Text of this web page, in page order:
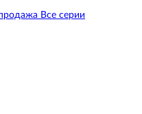
Все серии